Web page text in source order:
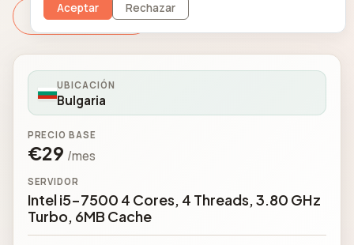
Cambiar servidor
UBICACIÓN
Bulgaria
SERVIDOR
Intel i5-7500 4 Cores, 4 Threads, 3.80 GHz
Turbo, 6MB Cache
PRECIO BASE
€29 /mes
Aceptar Rechazar